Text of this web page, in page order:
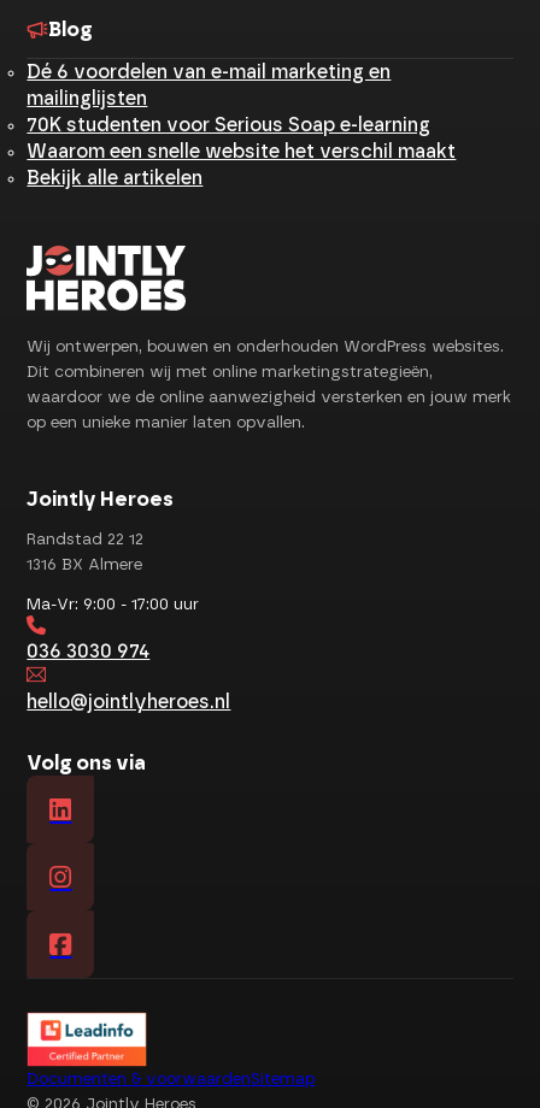
Toestemmingsvoorkeuren aanpassen
We gebruiken cookies om jouw ervaring te verbeteren. Onze cookies
Wij ontwerpen, bouwen en onderhouden WordPress websites.
Dit combineren wij met online marketingstrategieën,
waardoor we de online aanwezigheid versterken en jouw merk
op een unieke manier laten opvallen.
Jointly Heroes
Randstad 22 12
1316 BX Almere
Ma-Vr: 9:00 - 17:00 uur
036 3030 974
hello@jointlyheroes.nl
Volg ons via
Blog
Dé 6 voordelen van e-mail marketing en
mailinglijsten
70K studenten voor Serious Soap e-learning
Waarom een snelle website het verschil maakt
Bekijk alle artikelen
Documenten & voorwaardenSitemap
© 2026 Jointly Heroes